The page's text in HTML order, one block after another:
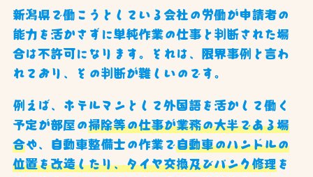
新潟県で働こうとしている会社の労働が申請者の
能力を活かさずに単純作業の仕事と判断された場
合は不許可になります。それは、限界事例と言わ
れており、その判断が難しいのです。
例えば、ホテルマンとして外国語を活かして働く
予定が部屋の掃除等の仕事が業務の大半である場
合や、自動車整備士の作業で自動車のハンドルの
位置を改造したり、タイヤ交換及びパンク修理を